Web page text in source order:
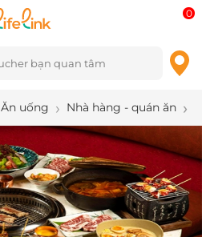
0
Ăn uống Nhà hàng - quán ăn